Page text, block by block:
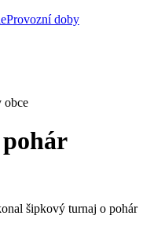
Provozní doby
obce
šipkový turnaj o pohár